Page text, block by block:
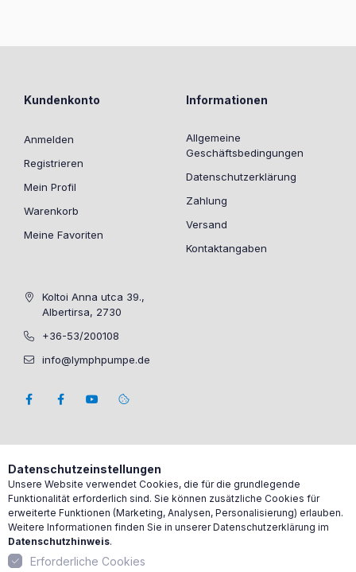
Kundenkonto
Anmelden
Registrieren
Mein Profil
Warenkorb
Meine Favoriten
Informationen
Allgemeine
Geschäftsbedingungen
Datenschutzerklärung
Zahlung
Versand
Kontaktangaben
Koltoi Anna utca 39.,
Albertirsa, 2730
+36-53/200108
info@lymphpumpe.de
Datenschutzeinstellungen
Unsere Website verwendet Cookies, die für die grundlegende
Funktionalität erforderlich sind. Sie können zusätzliche Cookies für
erweiterte Funktionen (Marketing, Analysen, Personalisierung) erlauben.
Weitere Informationen finden Sie in unserer Datenschutzerklärung im
Datenschutzhinweis.
Erforderliche Cookies